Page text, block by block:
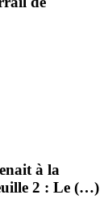
à la
2 : Le (…)